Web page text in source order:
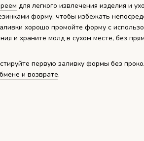
для легкого извлечения изделия и
форму, чтобы избежать
хорошо промойте форму с
и храните молд в сухом месте, без
первую заливку формы без
и возврате.